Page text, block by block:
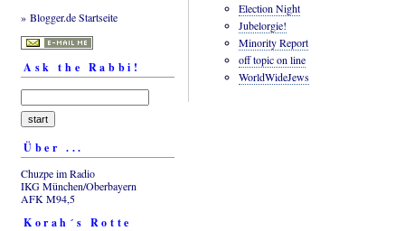
» Blogger.de Startseite
Ask the Rabbi!
Über ...
Chuzpe im Radio
IKG München/Oberbayern
AFK M94,5
Korah´s Rotte
Election Night
Jubelorgie!
Minority Report
off topic on line
WorldWideJews